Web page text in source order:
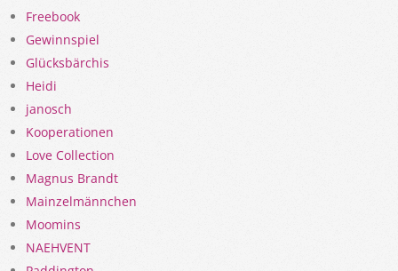
Freebook
Gewinnspiel
Glücksbärchis
Heidi
janosch
Kooperationen
Love Collection
Magnus Brandt
Mainzelmännchen
Moomins
NAEHVENT